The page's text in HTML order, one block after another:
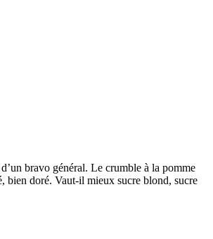
bravo général. Le crumble à la pomme
bien doré. Vaut-il mieux sucre blond, sucre